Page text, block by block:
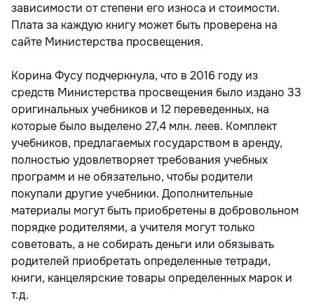
зависимости от степени его износа и стоимости.
Плата за каждую книгу может быть проверена на
сайте Министерства просвещения.
Корина Фусу подчеркнула, что в 2016 году из
средств Министерства просвещения было издано 33
оригинальных учебников и 12 переведенных, на
которые было выделено 27,4 млн. леев. Комплект
учебников, предлагаемых государством в аренду,
полностью удовлетворяет требования учебных
программ и не обязательно, чтобы родители
покупали другие учебники. Дополнительные
материалы могут быть приобретены в добровольном
порядке родителями, а учителя могут только
советовать, а не собирать деньги или обязывать
родителей приобретать определенные тетради,
книги, канцелярские товары определенных марок и
т.д.